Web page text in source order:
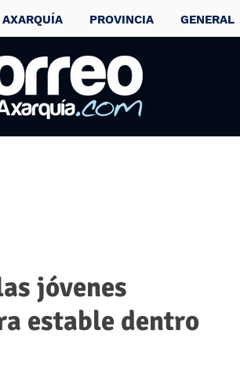
AXARQUÍA PROVINCIA GENERAL
jóvenes
estable dentro